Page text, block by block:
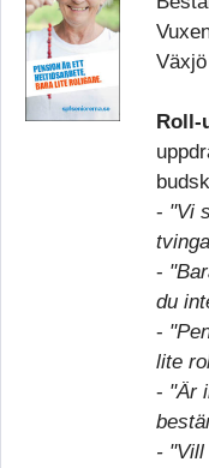
Roll-
- "Vi
-
du
-
lite
- "Är
- "Vill